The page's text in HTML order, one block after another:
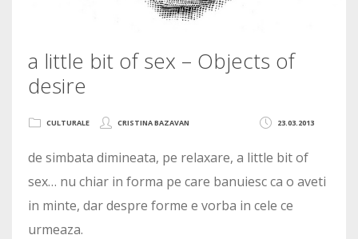
a little bit of sex – Objects of
desire
23.03.2013
CULTURALE CRISTINA BAZAVAN
de simbata dimineata, pe relaxare, a little bit of
sex… nu chiar in forma pe care banuiesc ca o aveti
in minte, dar despre forme e vorba in cele ce
urmeaza.